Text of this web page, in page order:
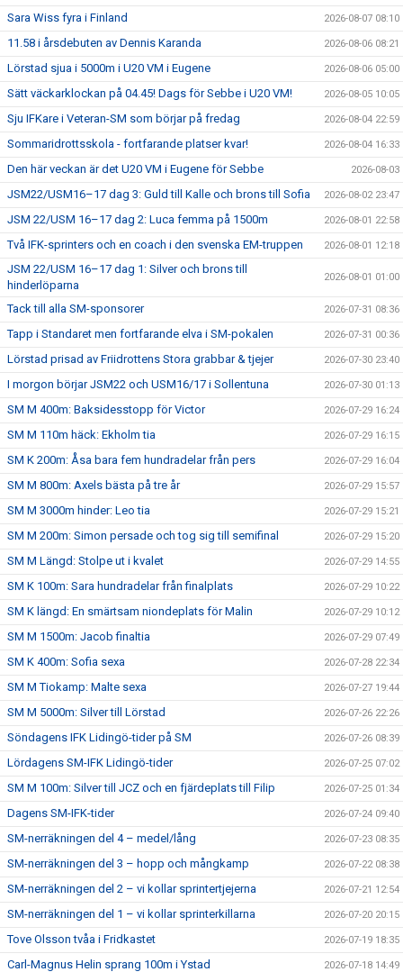
Sara Wiss fyra i Finland 2026-08-07 08:10
11.58 i årsdebuten av Dennis Karanda 2026-08-06 08:21
Lörstad sjua i 5000m i U20 VM i Eugene 2026-08-06 05:00
Sätt väckarklockan på 04.45! Dags för Sebbe i U20 VM! 2026-08-05 10:05
Sju IFKare i Veteran-SM som börjar på fredag 2026-08-04 22:59
Sommaridrottsskola - fortfarande platser kvar! 2026-08-04 16:33
Den här veckan är det U20 VM i Eugene för Sebbe 2026-08-03
JSM22/USM16–17 dag 3: Guld till Kalle och brons till Sofia 2026-08-02 23:47
JSM 22/USM 16–17 dag 2: Luca femma på 1500m 2026-08-01 22:58
Två IFK-sprinters och en coach i den svenska EM-truppen 2026-08-01 12:18
JSM 22/USM 16–17 dag 1: Silver och brons till
hinderlöparna
2026-08-01 01:00
Tack till alla SM-sponsorer 2026-07-31 08:36
Tapp i Standaret men fortfarande elva i SM-pokalen 2026-07-31 00:36
Lörstad prisad av Friidrottens Stora grabbar & tjejer 2026-07-30 23:40
I morgon börjar JSM22 och USM16/17 i Sollentuna 2026-07-30 01:13
SM M 400m: Baksidesstopp för Victor 2026-07-29 16:24
SM M 110m häck: Ekholm tia 2026-07-29 16:15
SM K 200m: Åsa bara fem hundradelar från pers 2026-07-29 16:04
SM M 800m: Axels bästa på tre år 2026-07-29 15:57
SM M 3000m hinder: Leo tia 2026-07-29 15:21
SM M 200m: Simon persade och tog sig till semifinal 2026-07-29 15:20
SM M Längd: Stolpe ut i kvalet 2026-07-29 14:55
SM K 100m: Sara hundradelar från finalplats 2026-07-29 10:22
SM K längd: En smärtsam niondeplats för Malin 2026-07-29 10:12
SM M 1500m: Jacob finaltia 2026-07-29 07:49
SM K 400m: Sofia sexa 2026-07-28 22:34
SM M Tiokamp: Malte sexa 2026-07-27 19:44
SM M 5000m: Silver till Lörstad 2026-07-26 22:26
Söndagens IFK Lidingö-tider på SM 2026-07-26 08:39
Lördagens SM-IFK Lidingö-tider 2026-07-25 07:02
SM M 100m: Silver till JCZ och en fjärdeplats till Filip 2026-07-25 01:34
Dagens SM-IFK-tider 2026-07-24 09:40
SM-nerräkningen del 4 – medel/lång 2026-07-23 08:35
SM-nerräkningen del 3 – hopp och mångkamp 2026-07-22 08:38
SM-nerräkningen del 2 – vi kollar sprintertjejerna 2026-07-21 12:54
SM-nerräkningen del 1 – vi kollar sprinterkillarna 2026-07-20 20:15
Tove Olsson tvåa i Fridkastet 2026-07-19 18:35
Carl-Magnus Helin sprang 100m i Ystad 2026-07-18 14:49